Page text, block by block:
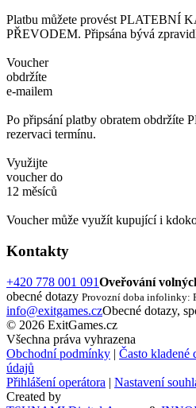
Platbu můžete provést PLATEBNÍ
PŘEVODEM. Připsána bývá
Voucher
obdržíte
e-mailem
Po připsání platby obratem obdržíte
rezervaci termínu.
Využijte
voucher do
12 měsíců
Voucher může využít kupující i
Kontakty
+420 778 001 091Oveřování
obecné dotazy Provozní doba infolinky:
info@exitgames.czObecné dotazy,
© 2026 ExitGames.cz
Všechna práva vyhrazena
Obchodní podmínky | Často kladené
údajů
Přihlášení operátora | Nastavení
Created by